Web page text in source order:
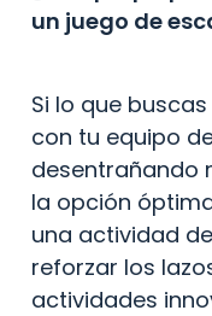
un juego de
Si lo que
con tu equipo
desentrañando
la opción
una actividad de
reforzar los
actividades